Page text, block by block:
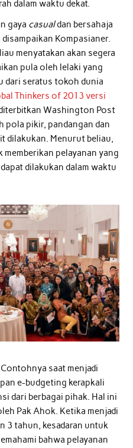
dalam waktu dekat.
gaya casualdan bersahaja
Kompasianer.
menyatakan akan segera
pula oleh lelaki yang
dari seratus tokoh dunia
Thinkers of 2013 versi
Washington Post
pola pikir, pandangan dan
dilakukan. Menurut beliau,
memberikan pelayanan yang
dilakukan dalam waktu
saat menjadi
e-budgeting kerapkali
dari berbagai pihak. Hal ini
Pak Ahok. Ketika menjadi
3 tahun, kesadaran untuk
bahwa pelayanan